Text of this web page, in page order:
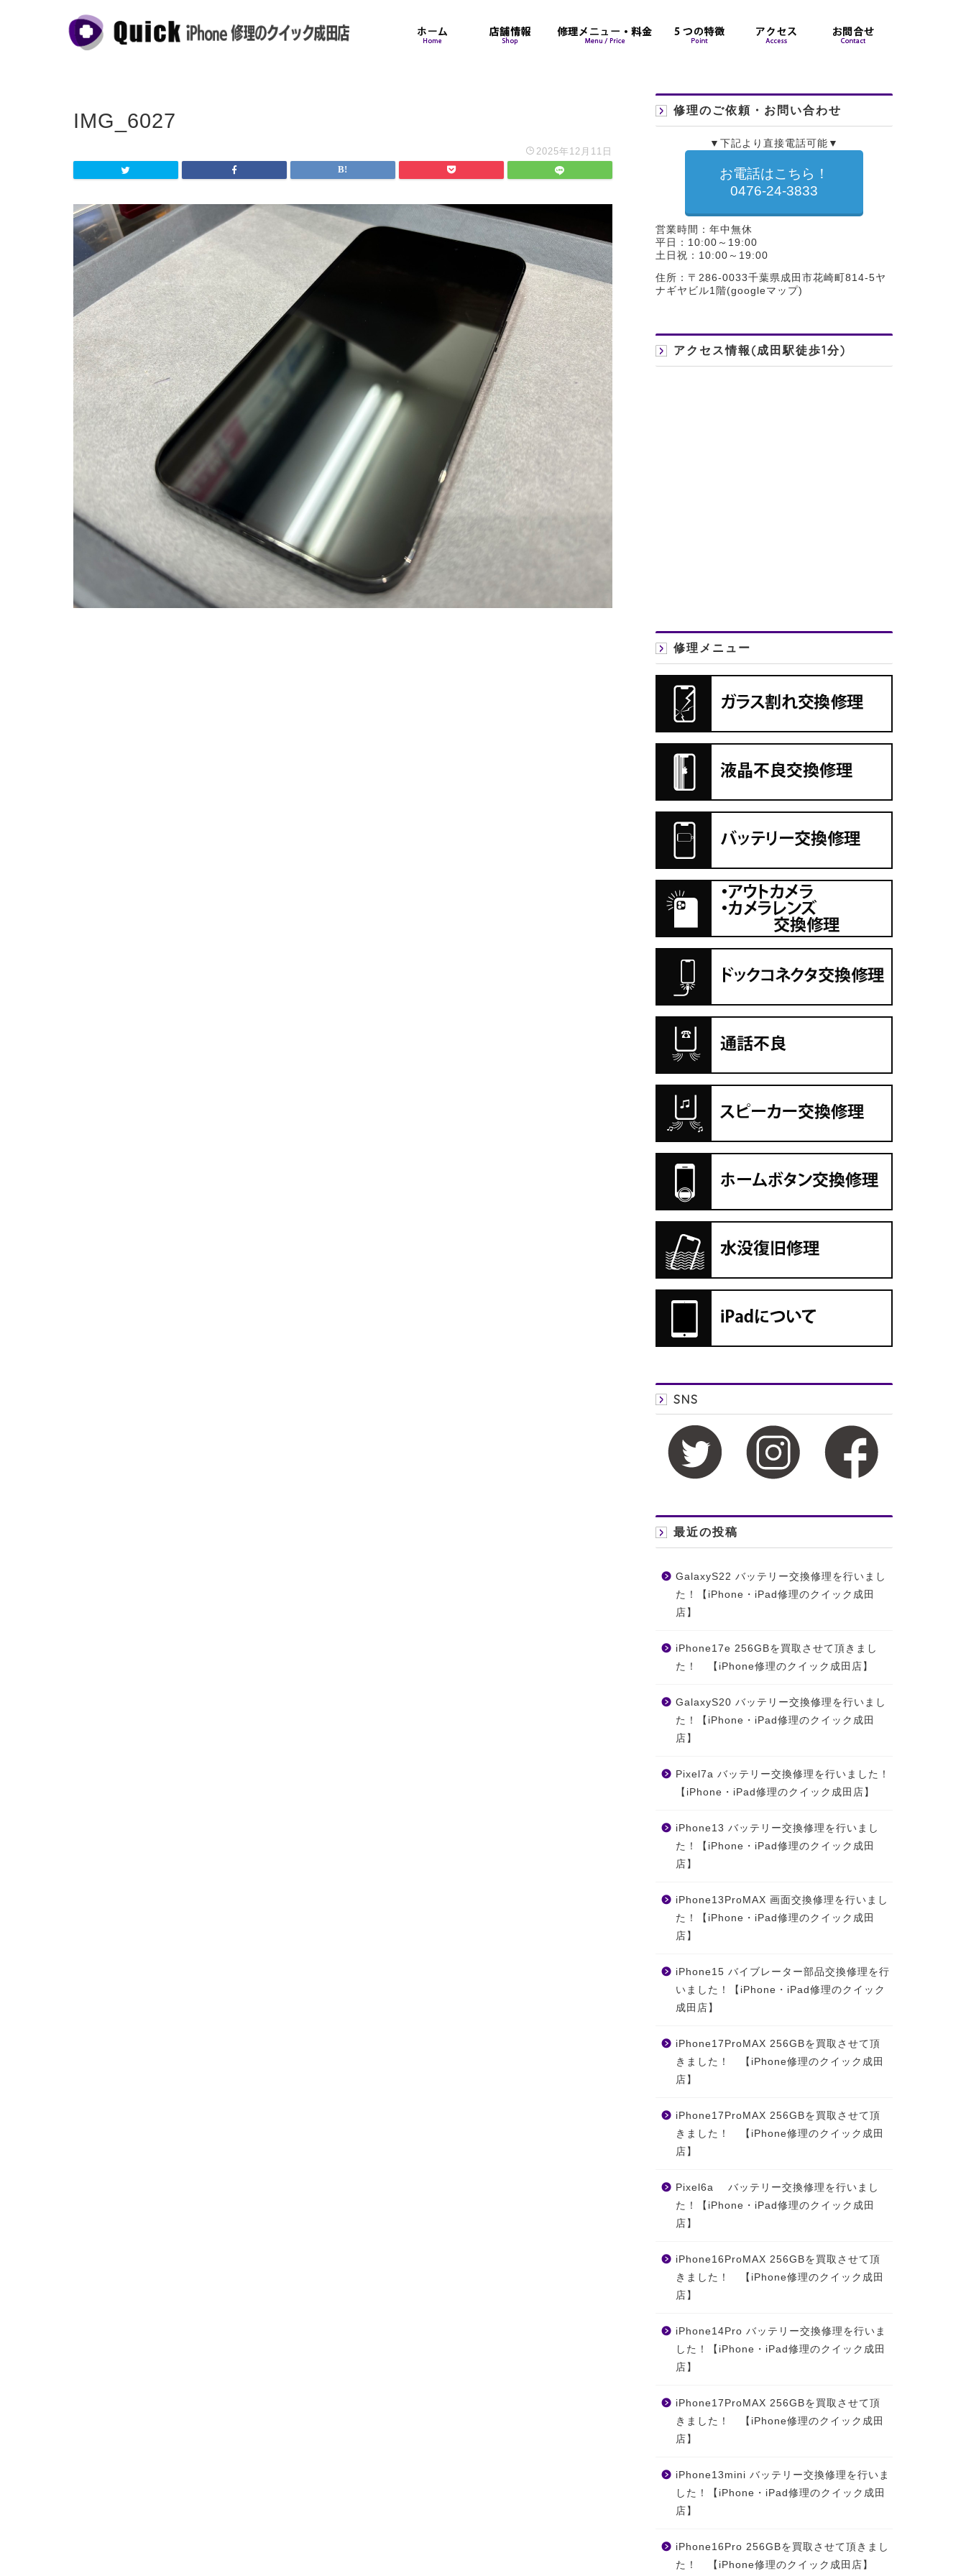
IMG_6027
2025年12月11日
修理のご依頼・お問い合わせ
▼下記より直接電話可能▼
お電話はこちら！
0476-24-3833
営業時間：年中無休
平日：10:00～19:00
土日祝：10:00～19:00
住所：〒286-0033千葉県成田市花崎町814-5ヤ
ナギヤビル1階(googleマップ)
アクセス情報(成田駅徒歩1分)
修理メニュー
SNS
最近の投稿
GalaxyS22 バッテリー交換修理を行いまし
た！【iPhone・iPad修理のクイック成田
店】
iPhone17e 256GBを買取させて頂きまし
た！ 【iPhone修理のクイック成田店】
GalaxyS20 バッテリー交換修理を行いまし
た！【iPhone・iPad修理のクイック成田
店】
Pixel7a バッテリー交換修理を行いました！
【iPhone・iPad修理のクイック成田店】
iPhone13 バッテリー交換修理を行いまし
た！【iPhone・iPad修理のクイック成田
店】
iPhone13ProMAX 画面交換修理を行いまし
た！【iPhone・iPad修理のクイック成田
店】
iPhone15 バイブレーター部品交換修理を行
いました！【iPhone・iPad修理のクイック
成田店】
iPhone17ProMAX 256GBを買取させて頂
きました！ 【iPhone修理のクイック成田
店】
iPhone17ProMAX 256GBを買取させて頂
きました！ 【iPhone修理のクイック成田
店】
Pixel6a バッテリー交換修理を行いまし
た！【iPhone・iPad修理のクイック成田
店】
iPhone16ProMAX 256GBを買取させて頂
きました！ 【iPhone修理のクイック成田
店】
iPhone14Pro バッテリー交換修理を行いま
した！【iPhone・iPad修理のクイック成田
店】
iPhone17ProMAX 256GBを買取させて頂
きました！ 【iPhone修理のクイック成田
店】
iPhone13mini バッテリー交換修理を行いま
した！【iPhone・iPad修理のクイック成田
店】
iPhone16Pro 256GBを買取させて頂きまし
た！ 【iPhone修理のクイック成田店】